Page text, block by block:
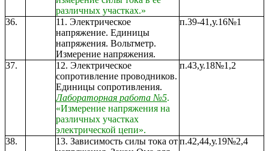
различных участках.»
36.
11. Электрическое
напряжение. Единицы
напряжения. Вольтметр.
Измерение напряжения.
п.39-41,у.16№1
37.
12. Электрическое
сопротивление проводников.
Единицы сопротивления.
Лабораторная работа №5.
«Измерение напряжения на
различных участках
электрической цепи».
п.43,у.18№1,2
38.
13. Зависимость силы тока отп.42,44,у.19№2,4